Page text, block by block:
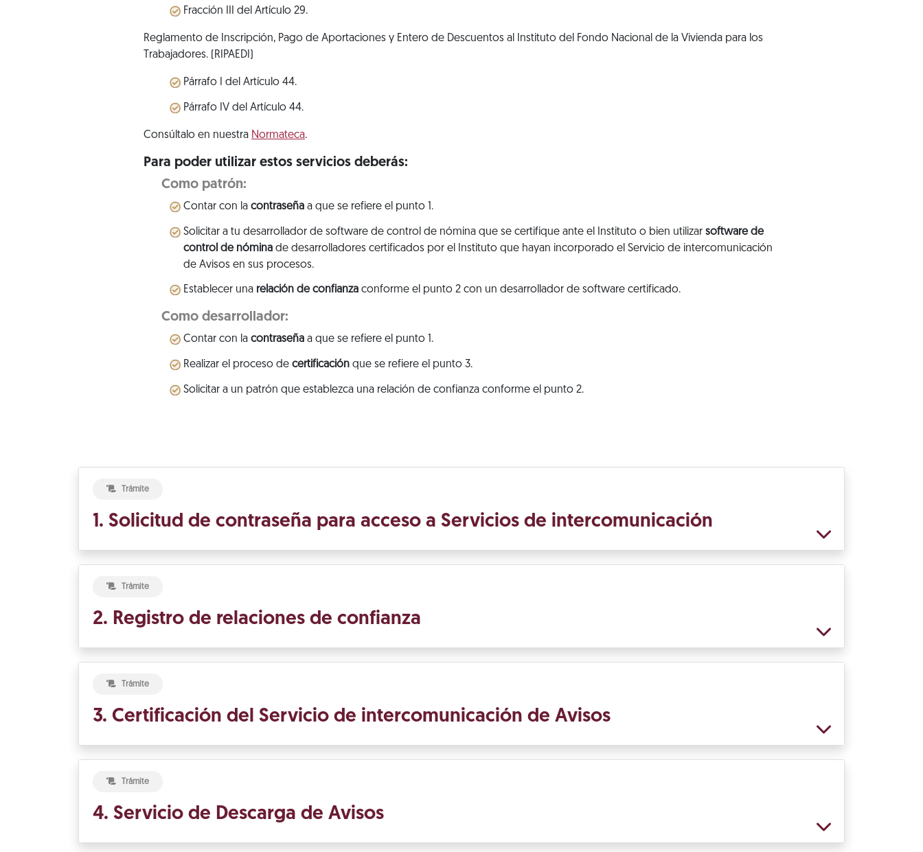
Fracción III del Artículo 29.
Reglamento de Inscripción, Pago de Aportaciones y Entero de Descuentos al Instituto del Fondo Nacional de la Vivienda para los
Trabajadores. (RIPAEDI)
Párrafo I del Artículo 44.
Párrafo IV del Artículo 44.
Consúltalo en nuestra Normateca.
Para poder utilizar estos servicios deberás:
Como patrón:
Contar con la contraseña a que se refiere el punto 1.
Solicitar a tu desarrollador de software de control de nómina que se certifique ante el Instituto o bien utilizar software de
control de nómina de desarrolladores certificados por el Instituto que hayan incorporado el Servicio de intercomunicación
de Avisos en sus procesos.
Establecer una relación de confianza conforme el punto 2 con un desarrollador de software certificado.
Como desarrollador:
Contar con la contraseña a que se refiere el punto 1.
Realizar el proceso de certificación que se refiere el punto 3.
Solicitar a un patrón que establezca una relación de confianza conforme el punto 2.
Trámite
1. Solicitud de contraseña para acceso a Servicios de intercomunicación
Trámite
2. Registro de relaciones de confianza
Trámite
3. Certificación del Servicio de intercomunicación de Avisos
Trámite
4. Servicio de Descarga de Avisos